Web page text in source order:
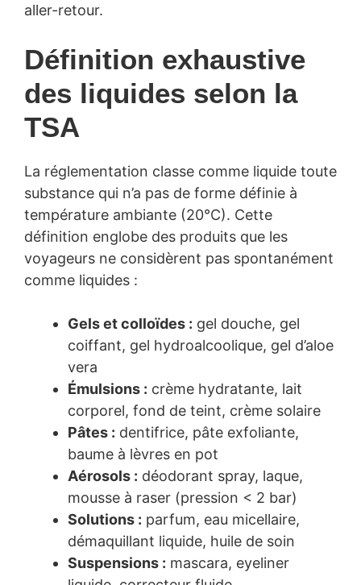
aller-retour.
Définition exhaustive
des liquides selon la
TSA
La réglementation classe comme liquide toute
substance qui n’a pas de forme définie à
température ambiante (20°C). Cette
définition englobe des produits que les
voyageurs ne considèrent pas spontanément
comme liquides :
Gels et colloïdes : gel douche, gel
coiffant, gel hydroalcoolique, gel d’aloe
vera
Émulsions : crème hydratante, lait
corporel, fond de teint, crème solaire
Pâtes : dentifrice, pâte exfoliante,
baume à lèvres en pot
Aérosols : déodorant spray, laque,
mousse à raser (pression < 2 bar)
Solutions : parfum, eau micellaire,
démaquillant liquide, huile de soin
Suspensions : mascara, eyeliner